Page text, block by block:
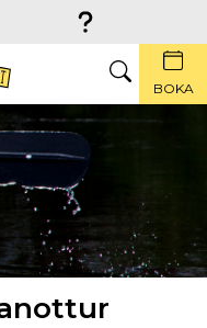
SÖK BOKA